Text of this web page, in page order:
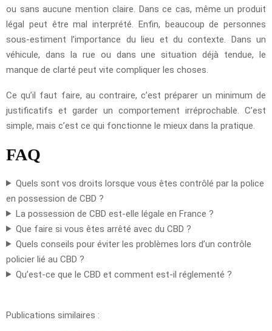
ou sans aucune mention claire. Dans ce cas, même un produit
légal peut être mal interprété. Enfin, beaucoup de personnes
sous-estiment l’importance du lieu et du contexte. Dans un
véhicule, dans la rue ou dans une situation déjà tendue, le
manque de clarté peut vite compliquer les choses.
Ce qu’il faut faire, au contraire, c’est préparer un minimum de
justificatifs et garder un comportement irréprochable. C’est
simple, mais c’est ce qui fonctionne le mieux dans la pratique.
FAQ
Quels sont vos droits lorsque vous êtes contrôlé par la police
en possession de CBD ?
La possession de CBD est-elle légale en France ?
Que faire si vous êtes arrêté avec du CBD ?
Quels conseils pour éviter les problèmes lors d’un contrôle
policier lié au CBD ?
Qu’est-ce que le CBD et comment est-il réglementé ?
Publications similaires :